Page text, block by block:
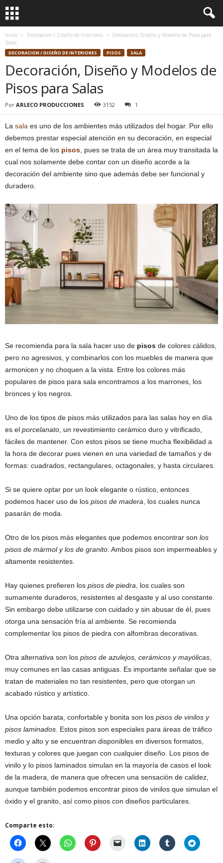
Inicio Decoracion / Diseño de Interiores
Decoración, Diseño y Modelos de Pisos para
Salas
DECORACION / DISEÑO DE INTERIORES PISOS SALA
Decoración, Diseño y Modelos de
Pisos para Salas
Por ARLECO PRODUCCIONES 3152 1
La sala es uno de los ambientes más utilizados del hogar. Por ello
debemos prestar especial atención en su decoración, en especial
en el tema de los pisos , pues se trata de un área muy transitada la
cual nos solamente debe contar con un diseño acorde a la
decoración del ambiente sino que además debe ser funcional y
duradero.
Se recomienda para la sala hacer uso de pisos de colores cálidos,
pero no agresivos, y combinarlos con los muebles de manera que
armonicen y no choquen a la vista. Entre los colores más
populares de pisos para sala encontramos a los marrones, los
bronces y los negros.
Uno de los tipos de pisos más utilizados para las salas hoy en día
es el porcelanato , un revestimiento cerámico duro y vitrificado,
fáciles de mantener. Con estos pisos se tiene mucha flexibilidad a
la hora de decorar pues vienen en una variedad de tamaños y de
formas: cuadrados, rectangulares, octagonales, y hasta circulares.
Si se quiere optar por un look elegante o rústico, entonces
podemos hacer uso de los pisos de madera , los cuales nunca
pasarán de moda.
Otro de los pisos más elegantes que podemos encontrar son los
pisos de mármol y los de granito . Ambos pisos son impermeables y
altamente resistentes.
Hay quienes prefieren los pisos de piedra , los cuales son
sumamente duraderos, resistentes al desgaste y al uso constante.
Sin embargo debe utilizarse con cuidado y sin abusar de él, pues
otorga una sensación fría al ambiente. Se recomienda
complementar los pisos de piedra con alfombras decorativas.
Otra alternativa son los pisos de azulejos, cerámicos y mayólicas
muy comunes en las casas antiguas. Es importante señalar que se
tratan de materiales no tan resistentes, pero que otorgan un
acabado rústico y artístico.
Una opción barata, confortable y bonita son los pisos de vinilos y
pisos laminados . Estos pisos son especiales para áreas de tráfico
medio y alto y se encuentran disponibles en diversos formatos,
texturas y colores que juegan con cualquier diseño. Los pisos de
vinilo y lo pisos laminados simulan en la mayoría de casos el look
de la madera, de manera que ofrecen una sensación de calidez,
aunque también podemos encontrar pisos de vinilos que simulan el
óxido y el granito, así como pisos con diseños particulares.
Comparte esto: